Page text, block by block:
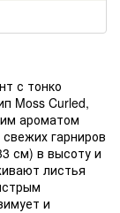
с тонко
Moss Curled,
ароматом
гарниров
см) в высоту и
листья
и